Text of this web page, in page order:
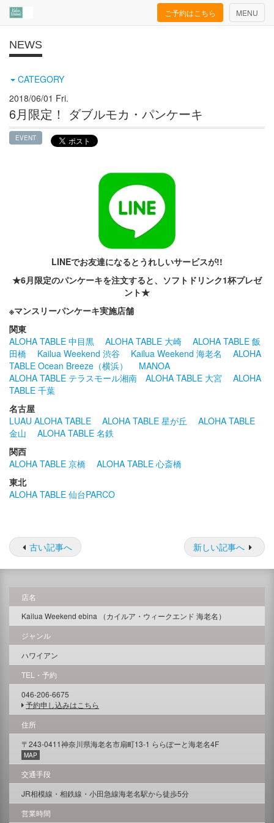
Toggle
navigation
MENU
ご予約はこちら
NEWS
CATEGORY
2018/06/01 Fri.
6月限定！ ダブルモカ・パンケーキ
EVENT
LINEでお友達になるとうれしいサービスが!!
★6月限定のパンケーキを注文すると、ソフトドリンク1杯プレゼ
ント★
※マンスリーパンケーキ実施店舗
関東
ALOHA TABLE 中目黒
ALOHA TABLE 大崎
ALOHA TABLE 飯
田橋
Kailua Weekend 渋谷 Kailua Weekend 海老名
ALOHA
TABLE Ocean Breeze（横浜）
MANOA
ALOHA TABLE テラスモール湘南
ALOHA TABLE 大宮
ALOHA
TABLE 千葉
名古屋
LUAU ALOHA TABLE
ALOHA TABLE 星が丘
ALOHA TABLE
金山
ALOHA TABLE 名鉄
関西
ALOHA TABLE 京橋
ALOHA TABLE 心斎橋
東北
ALOHA TABLE 仙台PARCO
古い記事へ 新しい記事へ
店名
Kailua Weekend ebina （カイルア・ウィークエンド 海老名）
ジャンル
ハワイアン
TEL・予約
046-206-6675
予約申し込みはこちら
住所
〒243-0411神奈川県海老名市扇町13-1 ららぽーと海老名4F
MAP
交通手段
JR相模線・相鉄線・小田急線海老名駅から徒歩5分
営業時間